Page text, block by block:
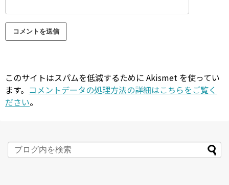
このサイトはスパムを低減するために Akismet を使ってい
ます。 コメントデータの処理方法の詳細はこちらをご覧く
ださい。